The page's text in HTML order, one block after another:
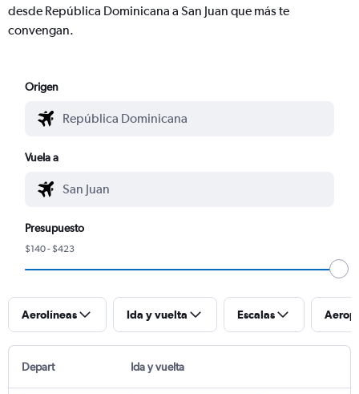
desde República Dominicana a San Juan que más te
convengan.
Origen
Vuela a
Presupuesto
$140 - $423
Aerolíneas Ida y vuelta Escalas
Depart Ida y vuelta